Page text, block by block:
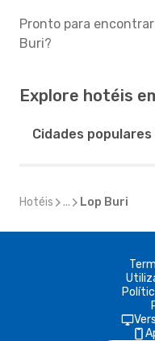
Pronto para
Buri?
Explore hotéis
Cidades populares
Hotéis ... Lop Buri